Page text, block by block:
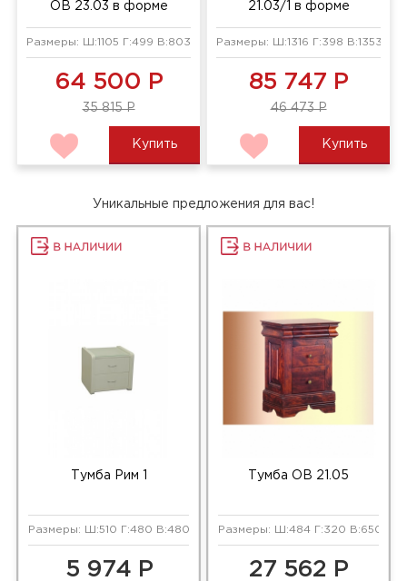
ОВ 23.03 в форме
Размеры: Ш:1105 Г:499 В:803 мм
64 500 Р
35 815 Р
Купить
21.03/1 в форме
Размеры: Ш:1316 Г:398 В:1353 мм
85 747 Р
46 473 Р
Купить
Уникальные предложения для вас!
Тумба Рим 1
Размеры: Ш:510 Г:480 В:480 мм
5 974 Р
Тумба ОВ 21.05
Размеры: Ш:484 Г:320 В:650 мм
27 562 Р